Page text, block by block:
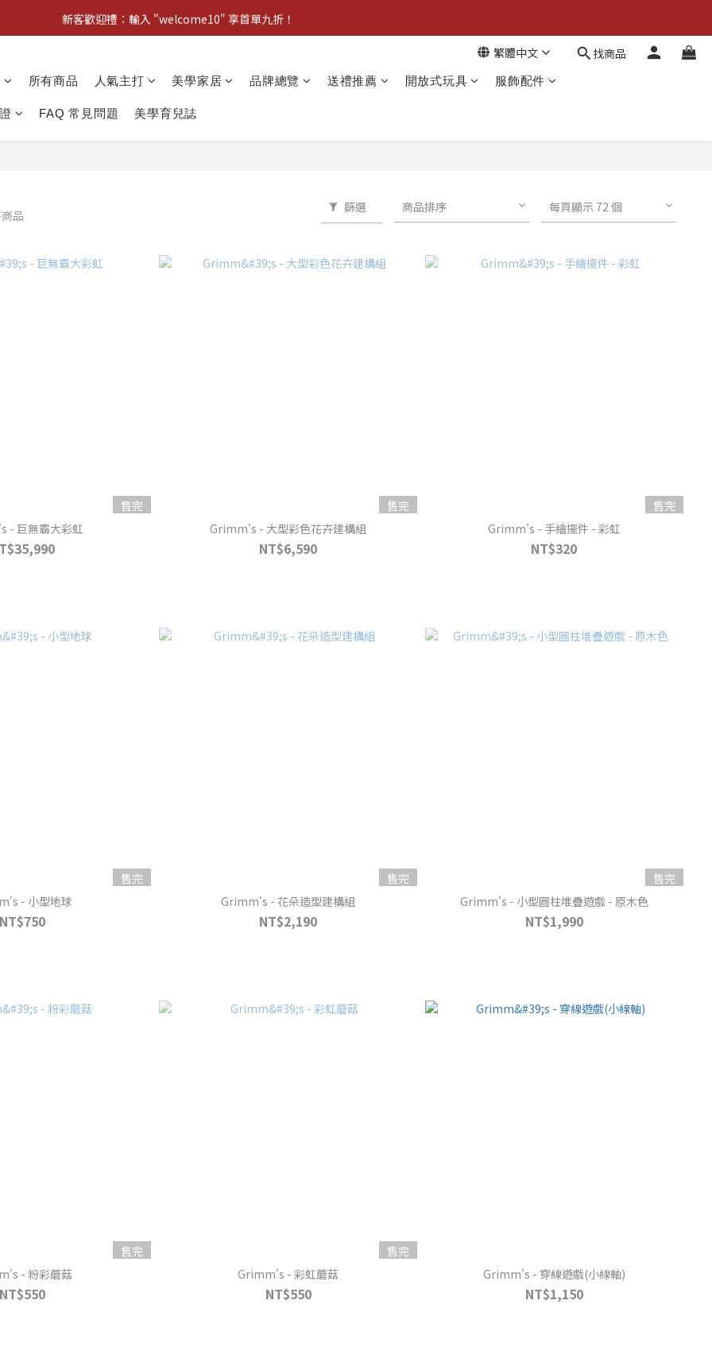
新客歡迎禮：輸入 "welcome10" 享首單九折！
新客歡迎禮：輸入 "welcome10" 享首單九折！
新客歡迎禮：輸入 "welcome10" 享首單九折！
繁體中文 找商品
所有商品 人氣主打 美學家居 品牌總覽 送禮推薦 開放式玩具 服飾配件
FAQ 常見問題 美學育兒誌
品
篩選 商品排序 每頁顯示 72 個
售完
Grimm's - 巨無霸大彩虹
售完
Grimm's - 大型彩色花卉建構組
NT$6,590
售完
Grimm's - 手繪擺件 - 彩虹
NT$320
售完
- 小型地球
售完
Grimm's - 花朵造型建構組
NT$2,190
售完
Grimm's - 小型圓柱堆疊遊戲 - 原木色
NT$1,990
售完
- 粉彩蘑菇
售完
Grimm's - 彩虹蘑菇
NT$550
Grimm's - 穿線遊戲(小線軸)
NT$1,150